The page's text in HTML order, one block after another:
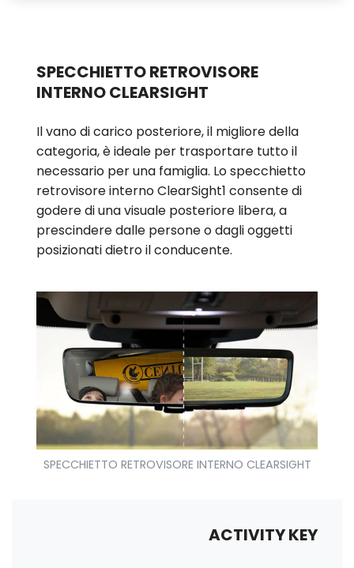
SPECCHIETTO RETROVISORE
INTERNO CLEARSIGHT
Il vano di carico posteriore, il migliore della
categoria, è ideale per trasportare tutto il
necessario per una famiglia. Lo specchietto
retrovisore interno ClearSight1 consente di
godere di una visuale posteriore libera, a
prescindere dalle persone o dagli oggetti
posizionati dietro il conducente.
SPECCHIETTO RETROVISORE INTERNO CLEARSIGHT
ACTIVITY KEY